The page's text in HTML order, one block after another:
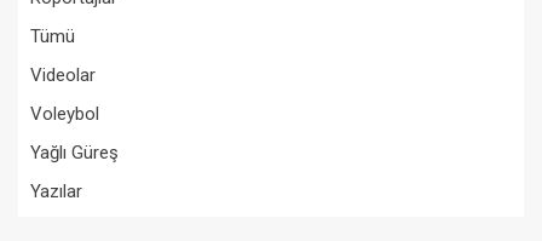
Tümü
Videolar
Voleybol
Yağlı Güreş
Yazılar